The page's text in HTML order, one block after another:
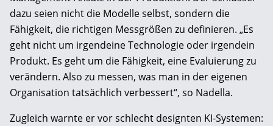
dazu seien nicht die Modelle selbst, sondern die
Fähigkeit, die richtigen Messgrößen zu definieren. „Es
geht nicht um irgendeine Technologie oder irgendein
Produkt. Es geht um die Fähigkeit, eine Evaluierung zu
verändern. Also zu messen, was man in der eigenen
Organisation tatsächlich verbessert“, so Nadella.
Zugleich warnte er vor schlecht designten KI-Systemen: